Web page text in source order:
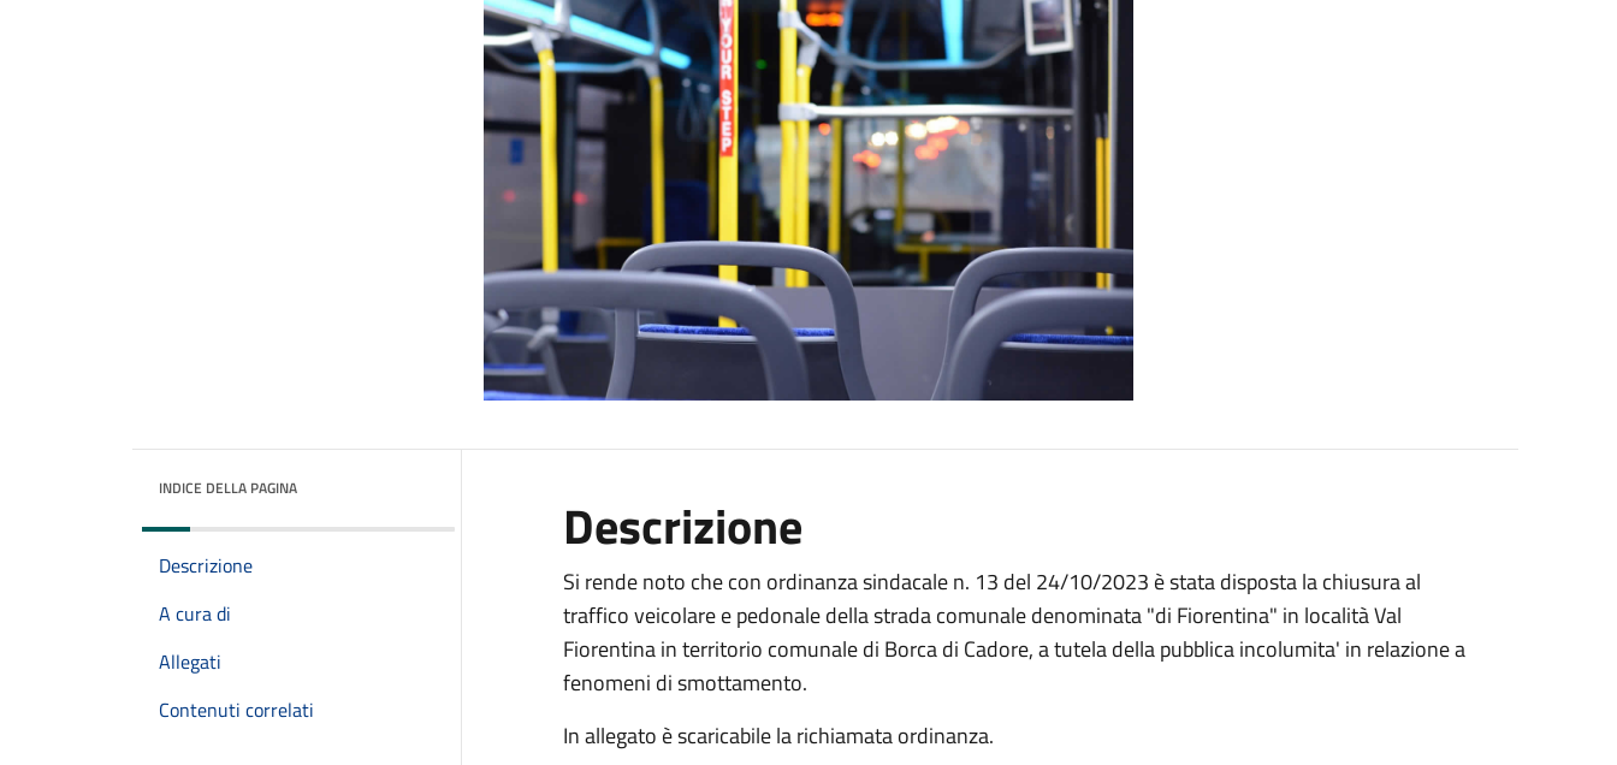
INDICE DELLA PAGINA
Descrizione
A cura di
Allegati
Contenuti correlati
Descrizione
Si rende noto che con ordinanza sindacale n. 13 del 24/10/2023 è stata disposta la chiusura al
traffico veicolare e pedonale della strada comunale denominata "di Fiorentina" in località Val
Fiorentina in territorio comunale di Borca di Cadore, a tutela della pubblica incolumita' in relazione a
fenomeni di smottamento.
In allegato è scaricabile la richiamata ordinanza.